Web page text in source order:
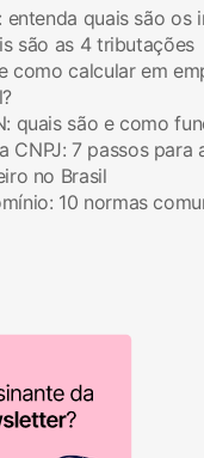
entenda quais são os
são as 4 tributações
como calcular em
quais são e como
CNPJ: 7 passos para
no Brasil
10 normas